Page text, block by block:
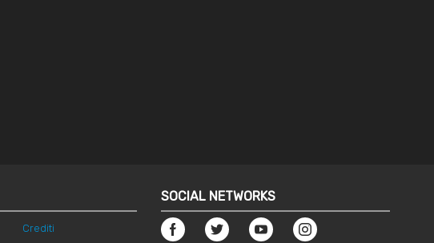
Crediti
SOCIAL NETWORKS